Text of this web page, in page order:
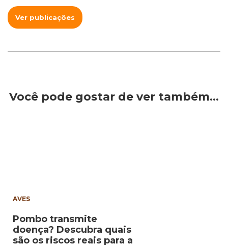
Ver publicações
Você pode gostar de ver também…
AVES
Pombo transmite
doença? Descubra quais
são os riscos reais para a